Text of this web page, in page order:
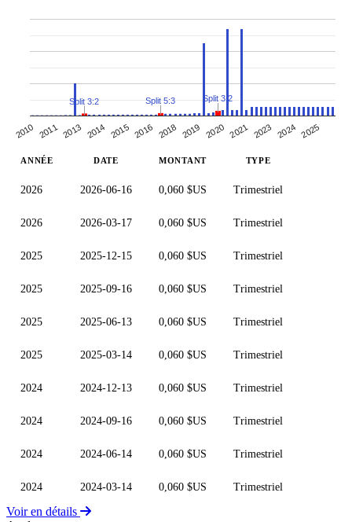
2010 2011 2013 2014 2015 2016 2018 2019 2020 2021 2023 2024 2025
Split 3:2 Split 5:3 Split 3:2
ANNÉE DATE MONTANT TYPE
2026 2026-06-16 0,060 $US Trimestriel
2026 2026-03-17 0,060 $US Trimestriel
2025 2025-12-15 0,060 $US Trimestriel
2025 2025-09-16 0,060 $US Trimestriel
2025 2025-06-13 0,060 $US Trimestriel
2025 2025-03-14 0,060 $US Trimestriel
2024 2024-12-13 0,060 $US Trimestriel
2024 2024-09-16 0,060 $US Trimestriel
2024 2024-06-14 0,060 $US Trimestriel
2024 2024-03-14 0,060 $US Trimestriel
Voir en détails